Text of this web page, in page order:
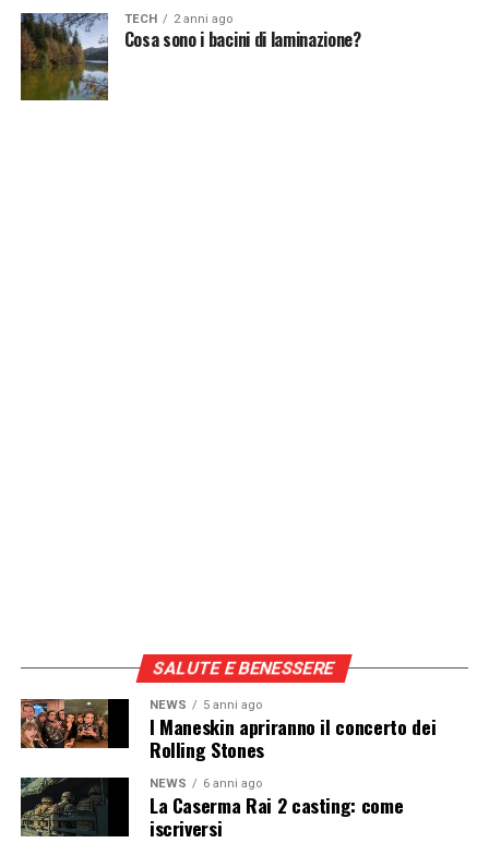
TECH 2 anni ago
Cosa sono i bacini di laminazione?
SALUTE E BENESSERE
NEWS 5 anni ago
I Maneskin apriranno il concerto dei
Rolling Stones
NEWS 6 anni ago
La Caserma Rai 2 casting: come
iscriversi